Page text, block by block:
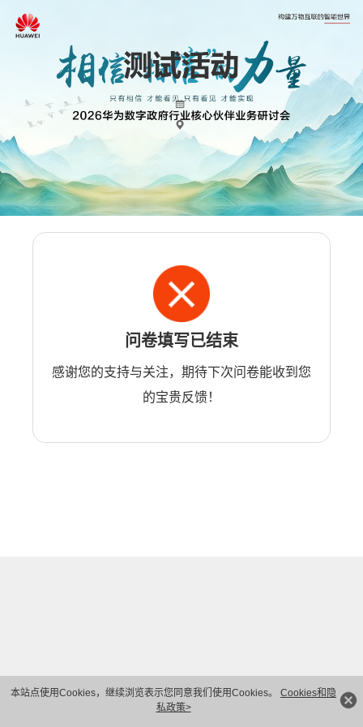
本站点使用Cookies，继续浏览表示您同意我们使用Cookies。 Cookies和隐
私政策>
问卷填写已结束
感谢您的支持与关注，期待下次问卷能收到您
的宝贵反馈！